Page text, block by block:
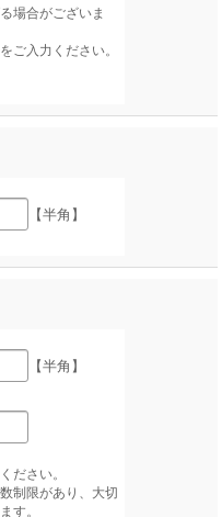
場合がございま
ご入力ください。
【半角】
【半角】
ださい。
制限があり、大切
す。